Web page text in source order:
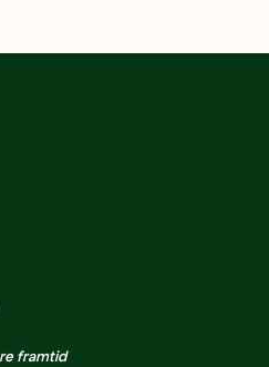
framtid